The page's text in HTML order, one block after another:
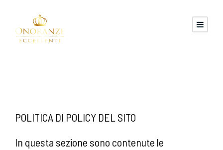
POLITICA DI POLICY DEL SITO
In questa sezione sono contenute le